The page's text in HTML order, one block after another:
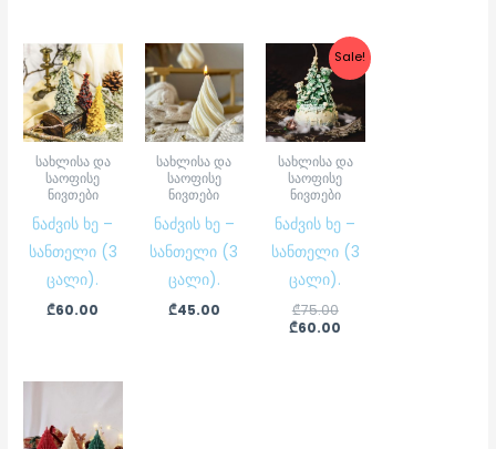
სახლისა და
საოფისე
ნივთები
ნაძვის ხე –
სანთელი (3
ცალი).
₾60.00
სახლისა და
საოფისე
ნივთები
ნაძვის ხე –
სანთელი (3
ცალი).
₾45.00
Sale!
სახლისა და
საოფისე
ნივთები
ნაძვის ხე –
სანთელი (3
ცალი).
₾75.00
Original
price
was:
₾75.00.
₾60.00
Current
price
is:
₾60.00.